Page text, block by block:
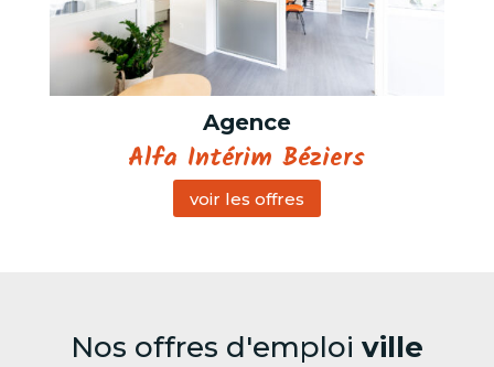
Agence
Alfa Intérim Béziers
voir les offres
Nos offres d'emploi ville